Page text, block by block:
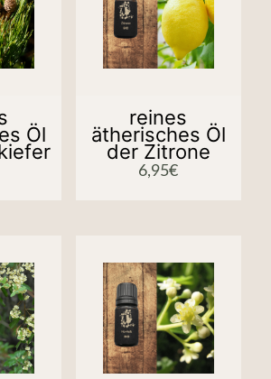
Öl
reines
ätherisches Öl
der Zitrone
6,95€